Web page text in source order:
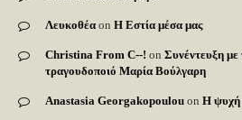
Λευκοθέα on Η Εστία μέσα μας
Christina From C--! on Συνέντευξη με
τραγουδοποιό Μαρία Βούλγαρη
Anastasia Georgakopoulou on Η ψυχή